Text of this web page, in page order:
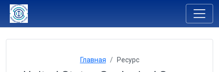
Главная Ресурс